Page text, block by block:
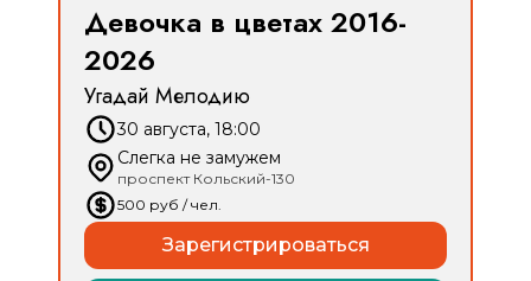
Девочка в цветах 2016-
2026
Угадай Мелодию
30 августа, 18:00
Слегка не замужем
проспект Кольский-130
500 руб / чел.
Зарегистрироваться